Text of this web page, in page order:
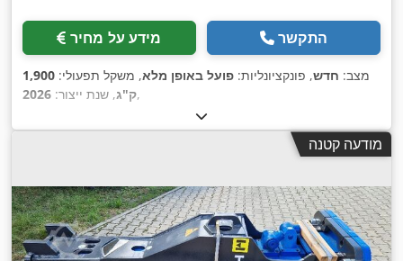
מידע על מחיר התקשר
מצב: חדש, פונקציונליות: פועל באופן מלא, משקל תפעולי: 1,900
ק"ג, שנת ייצור: 2026 ,
מודעה קטנה